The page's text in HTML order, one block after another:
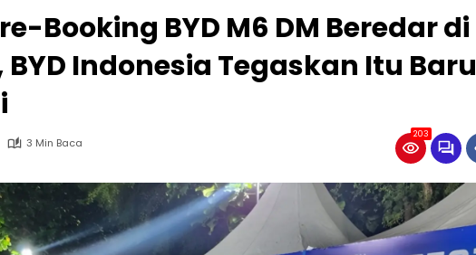
Booking BYD M6 DM Beredar di
BYD Indonesia Tegaskan Itu Baru
3 Min Baca
203